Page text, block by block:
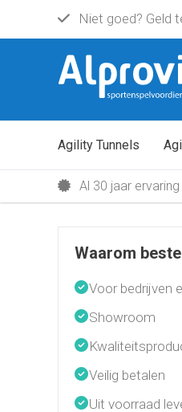
Niet goed? Geld
Agility Tunnels
Al 30 jaar ervaring
Waarom
Voor bedrijven
Showroom
Veilig betalen
Uit voorraad